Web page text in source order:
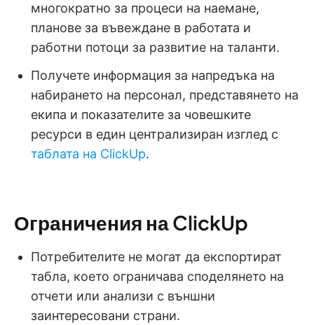
многократно за процеси на наемане,
планове за въвеждане в работата и
работни потоци за развитие на таланти.
Получете информация за напредъка на
набирането на персонал, представянето на
екипа и показателите за човешките
ресурси в един централизиран изглед с
таблата на ClickUp.
Ограничения на ClickUp
Потребителите не могат да експортират
табла, което ограничава споделянето на
отчети или анализи с външни
заинтересовани страни.